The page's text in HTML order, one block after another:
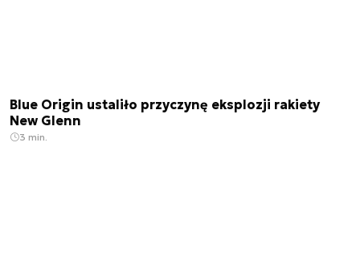
Blue Origin ustaliło przyczynę eksplozji rakiety
New Glenn
3 min.